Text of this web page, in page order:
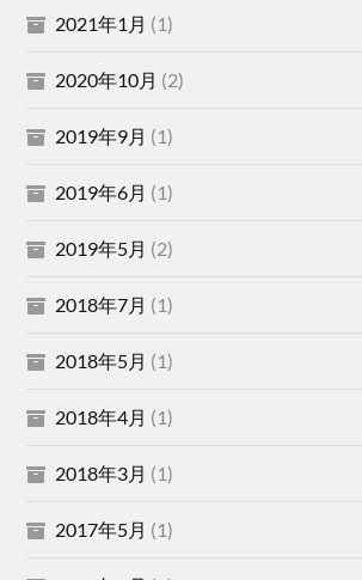
2021年1月 (1)
2020年10月 (2)
2019年9月 (1)
2019年6月 (1)
2019年5月 (2)
2018年7月 (1)
2018年5月 (1)
2018年4月 (1)
2018年3月 (1)
2017年5月 (1)